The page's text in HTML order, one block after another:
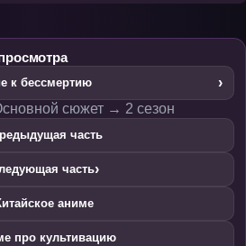
к бессмертию
›
сюжет → 2 сезон
часть
часть›
аниме
про культивацию